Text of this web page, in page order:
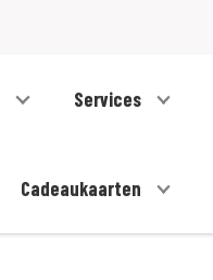
Services
Cadeaukaarten